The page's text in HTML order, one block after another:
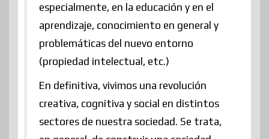
especialmente, en la educación y en el
aprendizaje, conocimiento en general y
problemáticas del nuevo entorno
(propiedad intelectual, etc.)
En definitiva, vivimos una revolución
creativa, cognitiva y social en distintos
sectores de nuestra sociedad. Se trata,